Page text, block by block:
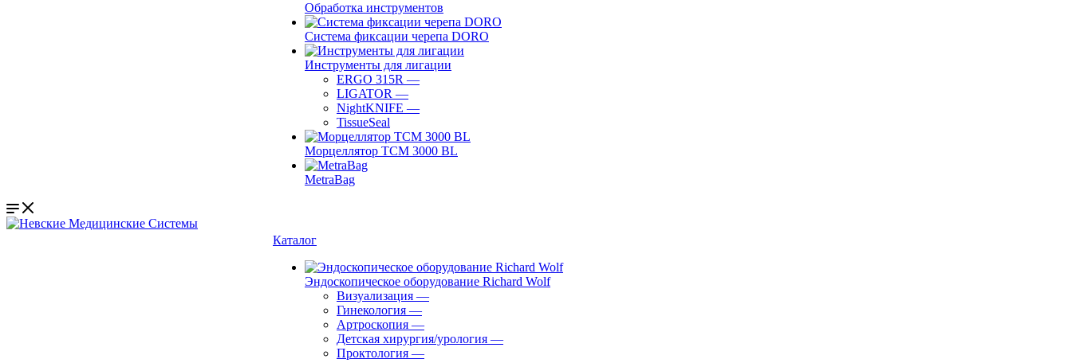
Обработка инструментов
Система фиксации черепа DORO
Инструменты для лигации
ERGO 315R —
LIGATOR —
NightKNIFE —
TissueSeal
Морцеллятор ТСМ 3000 BL
MetraBag
Каталог
Эндоскопическое оборудование Richard Wolf
Визуализация —
Гинекология —
Артроскопия —
Детская хирургия/урология —
Проктология —